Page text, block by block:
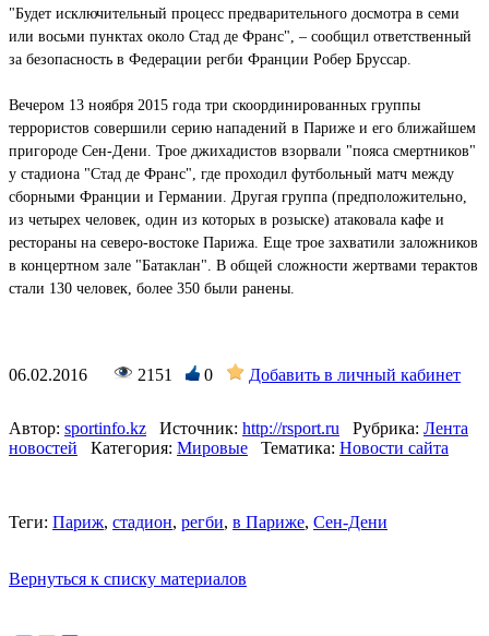
"Будет исключительный процесс предварительного досмотра в семи
или восьми пунктах около Стад де Франс", – сообщил ответственный
за безопасность в Федерации регби Франции Робер Бруссар.
Вечером 13 ноября 2015 года три скоординированных группы
террористов совершили серию нападений в Париже и его ближайшем
пригороде Сен-Дени. Трое джихадистов взорвали "пояса смертников"
у стадиона "Стад де Франс", где проходил футбольный матч между
сборными Франции и Германии. Другая группа (предположительно,
из четырех человек, один из которых в розыске) атаковала кафе и
рестораны на северо-востоке Парижа. Еще трое захватили заложников
в концертном зале "Батаклан". В общей сложности жертвами терактов
стали 130 человек, более 350 были ранены.
06.02.2016 2151 0 Добавить в личный кабинет
Автор: sportinfo.kz Источник: http://rsport.ru Рубрика: Лента
новостей
Категория: Мировые Тематика: Новости сайта
Теги: Париж, стадион, регби, в Париже, Сен-Дени
Вернуться к списку материалов